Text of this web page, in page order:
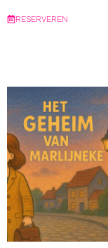
RESERVEREN